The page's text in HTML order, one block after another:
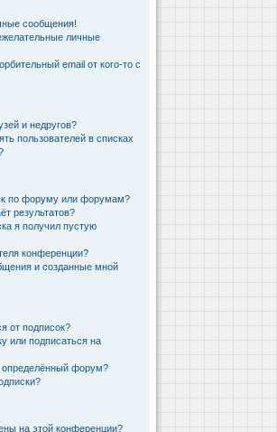
сообщения!
личные
email от кого-то с
и недругов?
пользователей в списках
по форуму или форумам?
результатов?
я получил пустую
конференции?
и созданные мной
от подписок?
или подписаться на
определённый форум?
на этой конференции?